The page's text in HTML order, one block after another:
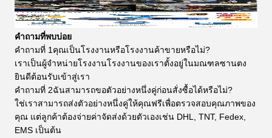
คำถามที่พบบ่อย
คำถามที่ 1คุณเป็นโรงงานหรือโรงงานค้าขายหรือไม่?
เราเป็นผู้จำหน่ายโรงงานโรงงานของเราตั้งอยู่ในมณฑลซานตง
ยินดีต้อนรับเข้าสู่เรา
คำถามที่ 2ฉันสามารถขอตัวอย่างหนึ่งคู่ก่อนสั่งซื้อได้หรือไม่?
ใช่เราสามารถส่งตัวอย่างหนึ่งคู่ให้คุณฟรีเพื่อตรวจสอบคุณภาพของ
คุณ แต่ลูกค้าต้องจ่ายค่าจัดส่งด้วยตัวเองเช่น DHL, TNT, Fedex,
EMS เป็นต้น